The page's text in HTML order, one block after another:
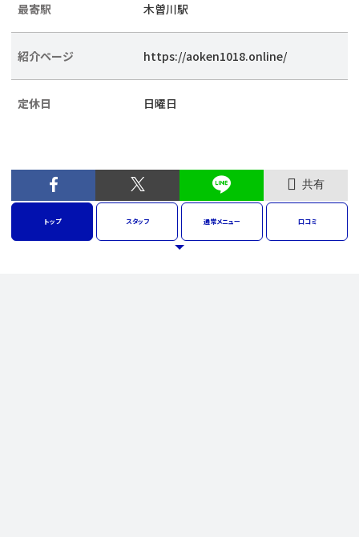
最寄駅 木曽川駅
紹介ページ https://aoken1018.online/
定休日 日曜日
共有
トップ スタッフ 通常メニュー 口コミ